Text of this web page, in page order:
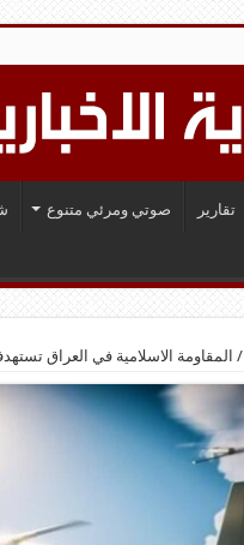
تقارير صوتي ومرئي متنوع
/ المقاومة الاسلامية في العراق